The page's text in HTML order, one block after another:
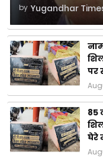
by Yugandhar
पर
85
घेरे